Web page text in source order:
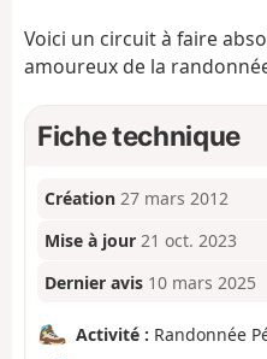
Voici un circuit à faire
amoureux de la
Fiche technique
Création 27 mars 2012
Mise à jour 21 oct. 2023
Dernier avis 10 mars 2025
Activité : Randonnée